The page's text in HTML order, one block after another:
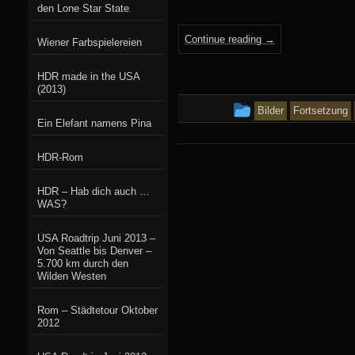
Continue reading →
This
Bilder Fortsetzung
den Lone Star State
Wiener Farbspielereien
HDR made in the USA
(2013)
Ein Elefant namens Pina
HDR-Rom
HDR – Hab dich auch …
WAS?
USA Roadtrip Juni 2013 –
Von Seattle bis Denver –
5.700 km durch den
Wilden Westen
Rom – Städtetour Oktober
2012